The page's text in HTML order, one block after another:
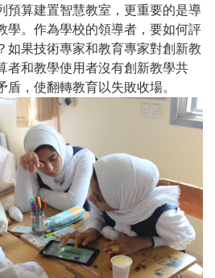
預算建置智慧教室，更重要的是導
學。作為學校的領導者，要如何評
如果技術專家和教育專家對創新教
者和教學使用者沒有創新教學共
，使翻轉教育以失敗收場。